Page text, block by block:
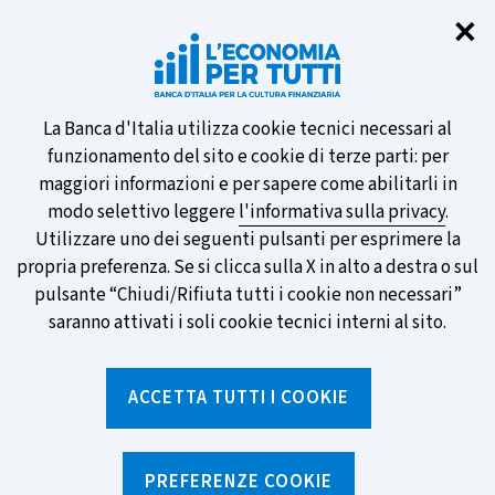
✕
Informativa
sui
cookie
La Banca d'Italia utilizza cookie tecnici necessari al
funzionamento del sito e cookie di terze parti: per
maggiori informazioni e per sapere come abilitarli in
modo selettivo leggerel'informativa sulla privacy.
Utilizzare uno dei seguenti pulsanti per esprimere la
propria preferenza. Se si clicca sulla X in alto a destra o sul
pulsante “Chiudi/Rifiuta tutti i cookie non necessari”
saranno attivati i soli cookie tecnici interni al sito.
ACCETTA TUTTI I COOKIE
PREFERENZE COOKIE
Partecipa al sondaggio della BCE
sulle nuove banconote e vota la tua
preferita!
SCOPRI DI PIÙ